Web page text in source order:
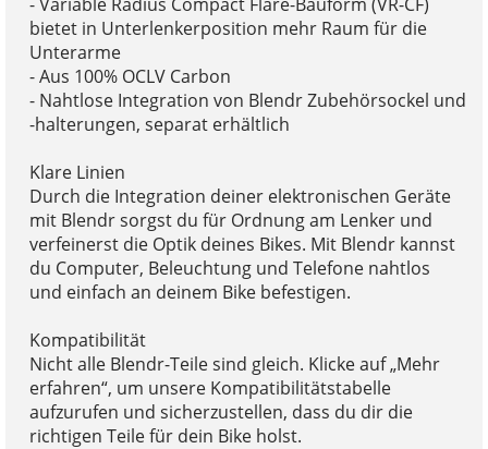
bietet in Unterlenkerposition mehr Raum für die
Unterarme
- Aus 100% OCLV Carbon
- Nahtlose Integration von Blendr Zubehörsockel und
-halterungen, separat erhältlich
Klare Linien
Durch die Integration deiner elektronischen Geräte
mit Blendr sorgst du für Ordnung am Lenker und
verfeinerst die Optik deines Bikes. Mit Blendr kannst
du Computer, Beleuchtung und Telefone nahtlos
und einfach an deinem Bike befestigen.
Kompatibilität
Nicht alle Blendr-Teile sind gleich. Klicke auf „Mehr
erfahren“, um unsere Kompatibilitätstabelle
aufzurufen und sicherzustellen, dass du dir die
richtigen Teile für dein Bike holst.